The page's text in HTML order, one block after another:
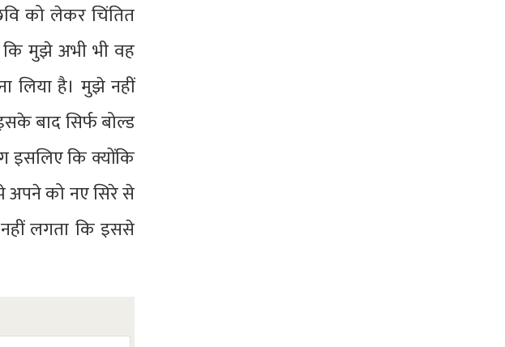
को लेकर चिंतित
कि मुझे अभी भी वह
लिया है। मुझे नहीं
बाद सिर्फ बोल्ड
इसलिए कि क्योंकि
अपने को नए सिरे से
लगता कि इससे